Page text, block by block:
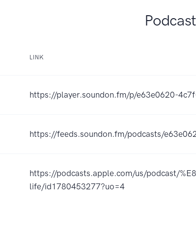
Podcast
LINK
https://player.soundon.fm/p/e63e0620-
https://feeds.soundon.fm/podcasts/
https://podcasts.apple.com/us/podcast/
life/id1780453277?uo=4